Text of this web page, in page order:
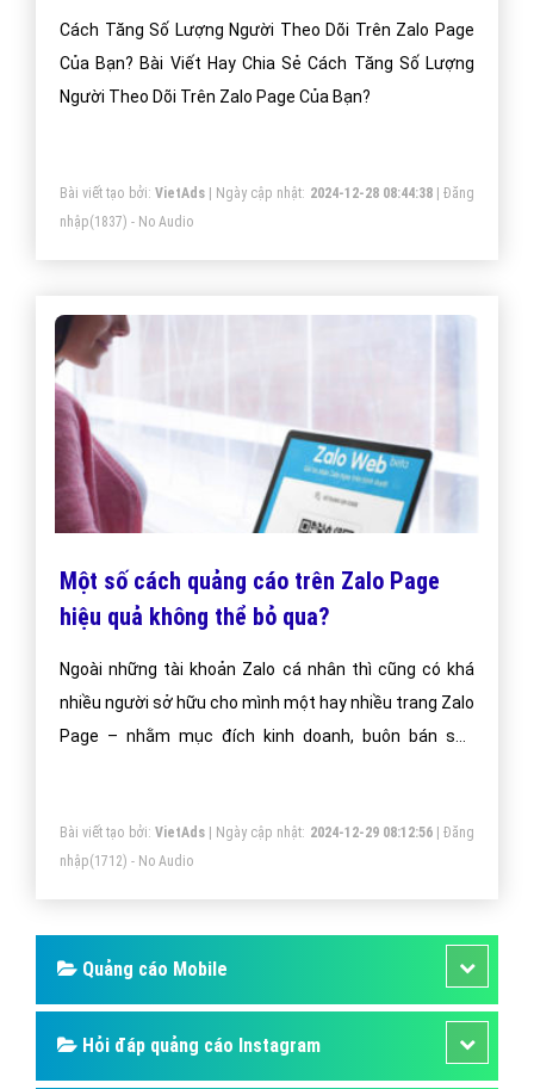
Cách Tăng Số Lượng Người Theo Dõi Trên Zalo Page
Của Bạn? Bài Viết Hay Chia Sẻ Cách Tăng Số Lượng
Người Theo Dõi Trên Zalo Page Của Bạn?
Bài viết tạo bởi: VietAds| Ngày cập nhật: 2024-12-28 08:44:38|Đăng
nhập(1837) - No Audio
Một số cách quảng cáo trên Zalo Page
hiệu quả không thể bỏ qua?
Ngoài những tài khoản Zalo cá nhân thì cũng có khá
nhiều người sở hữu cho mình một hay nhiều trang Zalo
Page – nhằm mục đích kinh doanh, buôn bán sản
Bài viết tạo bởi: VietAds| Ngày cập nhật: 2024-12-29 08:12:56|Đăng
nhập(1712) - No Audio
Quảng cáo Mobile
Hỏi đáp quảng cáo Instagram